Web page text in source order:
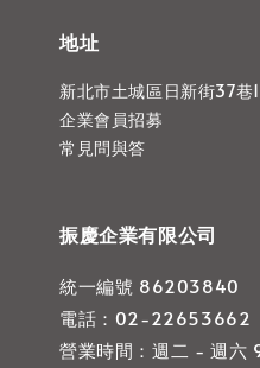
地址
新北市土城區日新街37巷
企業會員招募
常見問與答
振慶企業有限公司
統一編號 86203840
電話：02-22653662
營業時間：週二 - 週